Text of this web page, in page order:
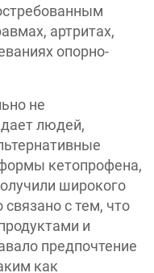
артритах,
опорно-
не
людей,
кетопрофена,
широкого
с тем, что
и
предпочтение
как